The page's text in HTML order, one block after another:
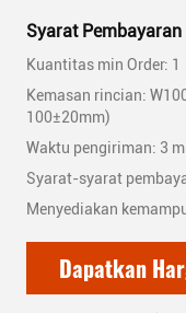
Syarat
Kuantitas min Order: 1
Kemasan rincian:
100±20mm)
Waktu pengiriman: 3
Syarat-syarat
Menyediakan
Dapatkan